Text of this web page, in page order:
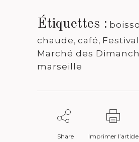
Étiquettes :
chaude, café,
Marché des
marseille
Share Imprimer l’article